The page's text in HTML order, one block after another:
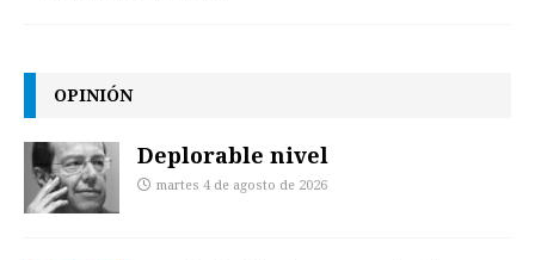
OPINIÓN
Deplorable nivel
martes 4 de agosto de 2026